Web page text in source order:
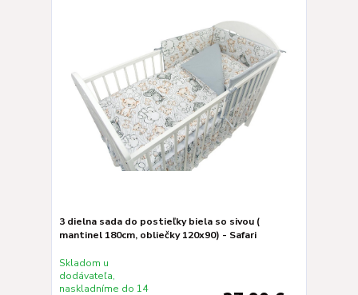
3 dielna sada do postieľky biela so sivou (
mantinel 180cm, obliečky 120x90) - Safari
Skladom u
dodávateľa,
naskladníme do 14